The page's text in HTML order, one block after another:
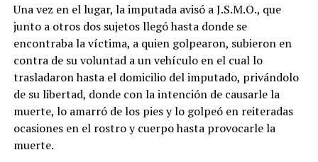
Una vez en el lugar, la imputada avisó a J.S.M.O., que
junto a otros dos sujetos llegó hasta donde se
encontraba la víctima, a quien golpearon, subieron en
contra de su voluntad a un vehículo en el cual lo
trasladaron hasta el domicilio del imputado, privándolo
de su libertad, donde con la intención de causarle la
muerte, lo amarró de los pies y lo golpeó en reiteradas
ocasiones en el rostro y cuerpo hasta provocarle la
muerte.